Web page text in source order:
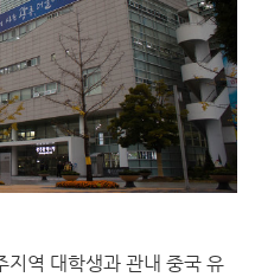
지역 대학생과 관내 중국 유